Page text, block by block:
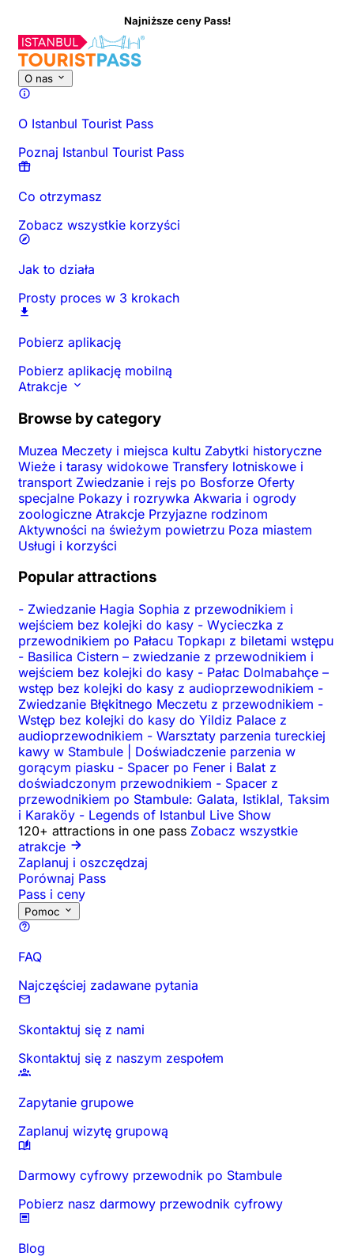
O nas
O Istanbul Tourist Pass
Poznaj Istanbul Tourist Pass
Co otrzymasz
Zobacz wszystkie korzyści
Jak to działa
Prosty proces w 3 krokach
Pobierz aplikację
Pobierz aplikację mobilną
Atrakcje
Browse by category
Muzea Meczety i miejsca kultu Zabytki historyczne
Wieże i tarasy widokowe Transfery lotniskowe i
transport Zwiedzanie i rejs po Bosforze Oferty
specjalne Pokazy i rozrywka Akwaria i ogrody
zoologiczne Atrakcje Przyjazne rodzinom
Aktywności na świeżym powietrzu Poza miastem
Usługi i korzyści
Popular attractions
- Zwiedzanie Hagia Sophia z przewodnikiem i
wejściem bez kolejki do kasy - Wycieczka z
przewodnikiem po Pałacu Topkapı z biletami wstępu
- Basilica Cistern – zwiedzanie z przewodnikiem i
wejściem bez kolejki do kasy - Pałac Dolmabahçe –
wstęp bez kolejki do kasy z audioprzewodnikiem -
Zwiedzanie Błękitnego Meczetu z przewodnikiem -
Wstęp bez kolejki do kasy do Yildiz Palace z
audioprzewodnikiem - Warsztaty parzenia tureckiej
kawy w Stambule | Doświadczenie parzenia w
gorącym piasku - Spacer po Fener i Balat z
doświadczonym przewodnikiem - Spacer z
przewodnikiem po Stambule: Galata, Istiklal, Taksim
i Karaköy - Legends of Istanbul Live Show
120+ attractions in one pass Zobacz wszystkie
atrakcje
Zaplanuj i oszczędzaj
Porównaj Pass
Pass i ceny
Pomoc
FAQ
Najczęściej zadawane pytania
Skontaktuj się z nami
Skontaktuj się z naszym zespołem
Zapytanie grupowe
Zaplanuj wizytę grupową
Darmowy cyfrowy przewodnik po Stambule
Pobierz nasz darmowy przewodnik cyfrowy
Blog
Przegląd Godziny i czas trwania